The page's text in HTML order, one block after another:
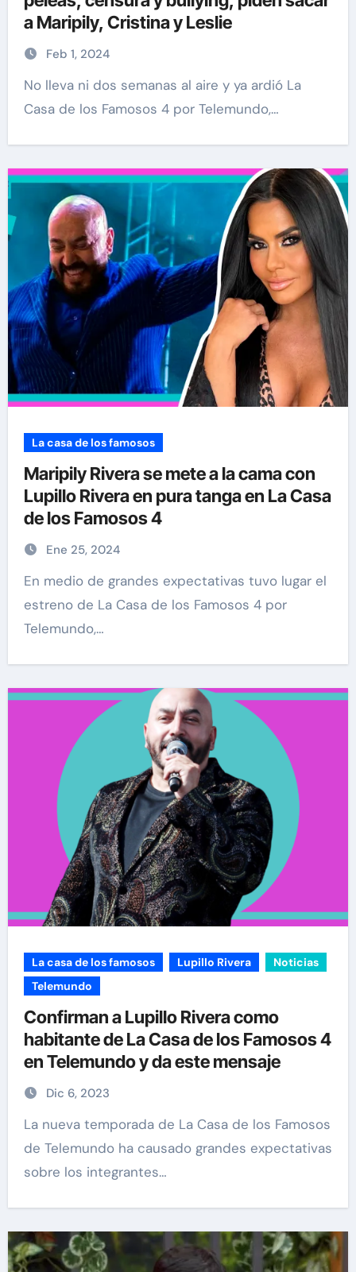
a Maripily, Cristina y Leslie
Feb 1, 2024
No lleva ni dos semanas al aire y ya ardió La
Casa de los Famosos 4 por Telemundo,…
La casa de los famosos
Maripily Rivera se mete a la cama con
Lupillo Rivera en pura tanga en La Casa
de los Famosos 4
Ene 25, 2024
En medio de grandes expectativas tuvo lugar el
estreno de La Casa de los Famosos 4 por
Telemundo,…
La casa de los famosos Lupillo Rivera
Noticias
Telemundo
Confirman a Lupillo Rivera como
habitante de La Casa de los Famosos 4
en Telemundo y da este mensaje
Dic 6, 2023
La nueva temporada de La Casa de los Famosos
de Telemundo ha causado grandes expectativas
sobre los integrantes…